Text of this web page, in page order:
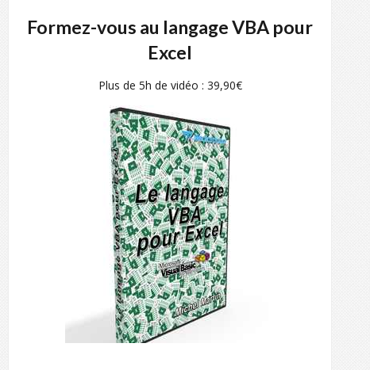
Formez-vous au langage VBA pour
Excel
Plus de 5h de vidéo : 39,90€